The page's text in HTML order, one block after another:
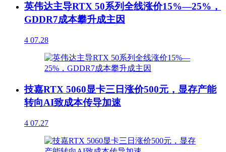
英伟达主导RTX 50系列全线涨价15%—25%，
GDDR7成本攀升成主因
4 07.28
技嘉RTX 5060显卡三日涨价500元，显存产能
转向AI致成本传导加速
4 07.27